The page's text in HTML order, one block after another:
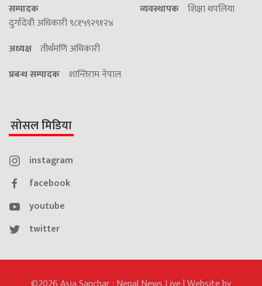
सम्पादक
दुर्गादेवी अधिकारी ९८१५९२९१२४
व्यवस्थापक शिक्षा थपलिया
अध्यक्ष तीर्थमणि अधिकारी
प्रबन्ध सम्पादक शान्तिराम नेपाल
सोसल मिडिया
instagram
facebook
youtube
twitter